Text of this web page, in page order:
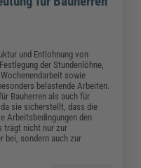
und Entlohnung von
der Stundenlöhne,
sowie
belastende Arbeiten.
Bauherren als auch für
sie sicherstellt, dass die
Arbeitsbedingungen den
trägt nicht nur zur
bei, sondern auch zur